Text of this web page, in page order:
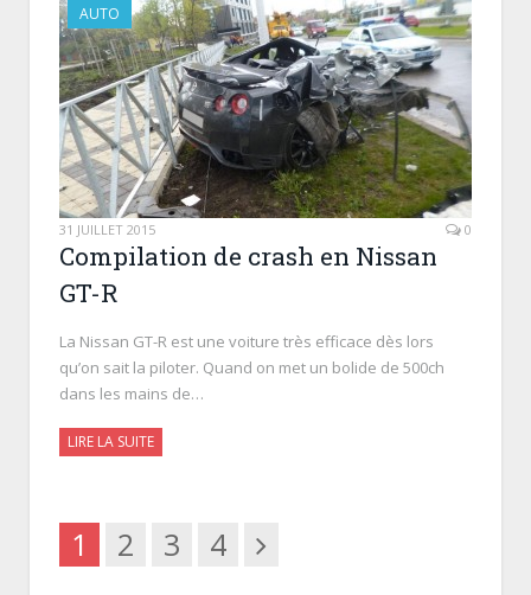
AUTO
31 JUILLET 2015 0
Compilation de crash en Nissan
GT-R
La Nissan GT-R est une voiture très efficace dès lors
qu’on sait la piloter. Quand on met un bolide de 500ch
dans les mains de…
LIRE LA SUITE
1 2 3 4 Suivant